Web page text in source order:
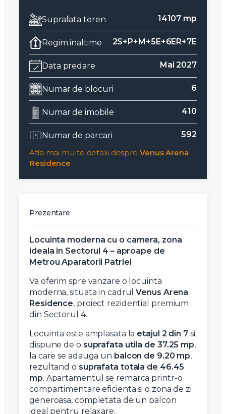
Suprafata teren 14107 mp
Regim inaltime 2S+P+M+5E+6ER+7E
Data predare Mai 2027
Numar de blocuri 6
Numar de imobile 410
Numar de parcari
592
Afla mai multe detalii despre Venus Arena
Residence
Prezentare
Locuinta moderna cu o camera, zona
ideala in Sectorul 4 – aproape de
Metrou Aparatorii Patriei
Va oferim spre vanzare o locuinta
moderna, situata in cadrulVenus Arena
Residence, proiect rezidential premium
din Sectorul 4.
Locuinta este amplasata la etajul 2 din 7si
dispune de o suprafata utila de 37.25 mp,
la care se adauga un balcon de 9.20 mp,
rezultand o suprafata totala de 46.45
mp. Apartamentul se remarca printr-o
compartimentare eficienta si o zona de zi
generoasa, completata de un balcon
ideal pentru relaxare.